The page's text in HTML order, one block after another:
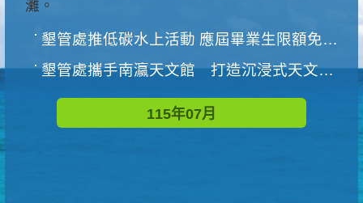
墾管處推低碳水上活動 應屆畢業生限額免費參加
墾管處攜手南瀛天文館 打造沉浸式天文探索營隊
115年07月